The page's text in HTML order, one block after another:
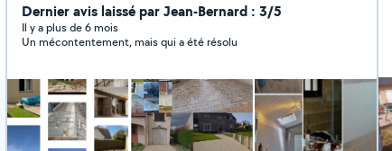
proposés : Maçonnerie générale Construction de
terrasses Travaux d'agrandissement Pose de placo &
isolation Pose de carrelage Réfection complète de
soigné et sérieux Devis gratuit Artisan de confiance Un
travail de qualité sera au rendez-vous devis gratuit
déplacement dans les départements 76,14,27 au plaisir
cordialement.
Dernier avis laissé par Jean-Bernard : 3/5
Il y a plus de 6 mois
Un mécontentement, mais qui a été résolu